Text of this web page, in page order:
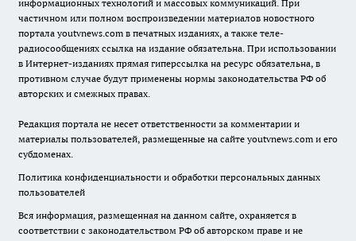
информационных технологий и массовых коммуникаций. При
частичном или полном воспроизведении материалов новостного
портала youtvnews.com в печатных изданиях, а также теле-
радиосообщениях ссылка на издание обязательна. При использовании
в Интернет-изданиях прямая гиперссылка на ресурс обязательна, в
противном случае будут применены нормы законодательства РФ об
авторских и смежных правах.
Редакция портала не несет ответственности за комментарии и
материалы пользователей, размещенные на сайте youtvnews.com и его
субдоменах.
Политика конфиденциальности и обработки персональных данных
пользователей
Вся информация, размещенная на данном сайте, охраняется в
соответствии с законодательством РФ об авторском праве и не